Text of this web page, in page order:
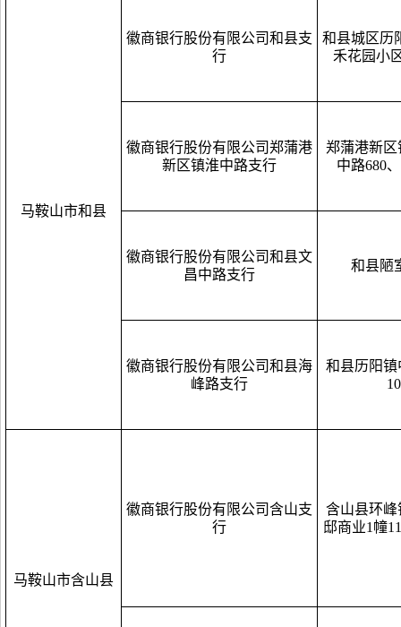
马鞍山市和县
徽商银行股份有限公司和县支
行
和县城区历
禾花园小
徽商银行股份有限公司郑蒲港
新区镇淮中路支行
郑蒲港新
中路680
徽商银行股份有限公司和县文
昌中路支行
和县陋
徽商银行股份有限公司和县海
峰路支行
和县历阳镇
马鞍山市含山县
徽商银行股份有限公司含山支
行
含山县环
邸商业1幢